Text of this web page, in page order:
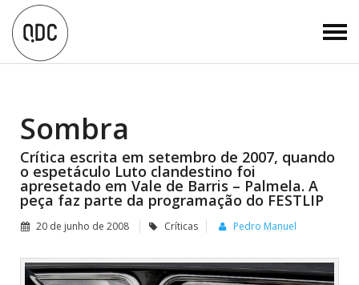
Sombra
Crítica escrita em setembro de 2007, quando
o espetáculo Luto clandestino foi
apresetado em Vale de Barris – Palmela. A
peça faz parte da programação do FESTLIP
20 de junho de 2008 Críticas Pedro Manuel